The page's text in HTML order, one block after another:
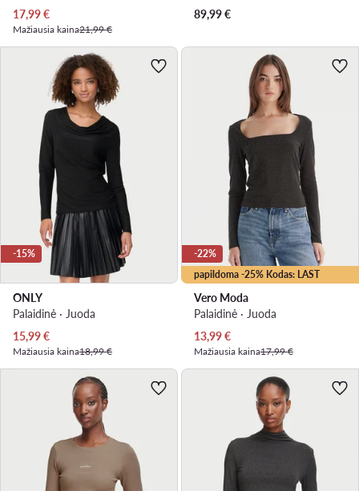
Dabartinė kaina
17,99€
Mažiausia kaina21,99 €
89,99€
-15%
ONLY
Palaidinė · Juoda
Dabartinė kaina
15,99€
Mažiausia kaina18,99 €
papildoma -25% Kodas: LAST
-22%
Vero Moda
Palaidinė · Juoda
Dabartinė kaina
13,99€
Mažiausia kaina17,99 €